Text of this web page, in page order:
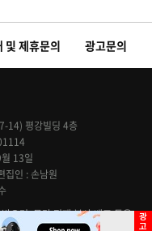
및 제휴문의 광고문의
14) 평강빌딩 4층
13일
집인
손남원
으며, 무단 전재 복사 배포 등을
reserved.